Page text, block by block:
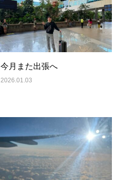
今月また出張へ
2026.01.03